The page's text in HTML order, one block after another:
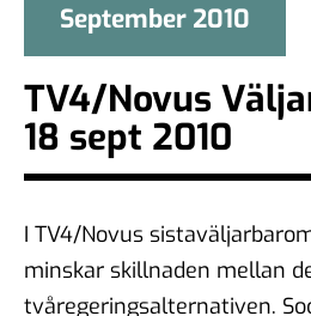
September 2010
TV4/Novus
18 sept 2010
I TV4/Novus
minskar skillnaden mellan
tvåregeringsalternativen.